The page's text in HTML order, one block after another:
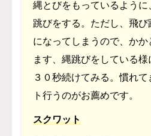
縄とびをもっているよう
跳びをする。ただし、飛
になってしまうので、か
ます、縄跳びをしている様
３０秒続けてみる。慣れ
ト行うのがお薦めです。
スクワット